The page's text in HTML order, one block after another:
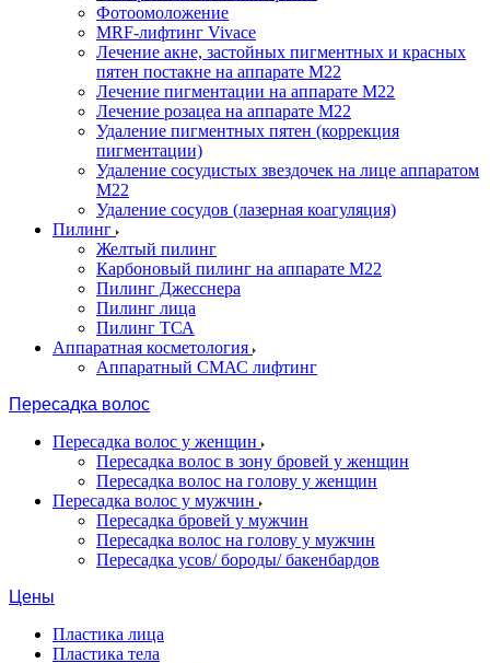
Фотоомоложение
MRF-лифтинг Vivace
Лечение акне, застойных пигментных и красных
пятен постакне на аппарате М22
Лечение пигментации на аппарате М22
Лечение розацеа на аппарате M22
Удаление пигментных пятен (коррекция
пигментации)
Удаление сосудистых звездочек на лице аппаратом
М22
Удаление сосудов (лазерная коагуляция)
Пилинг
Желтый пилинг
Карбоновый пилинг на аппарате M22
Пилинг Джесснера
Пилинг лица
Пилинг ТСА
Аппаратная косметология
Аппаратный СМАС лифтинг
Пересадка волос
Пересадка волос у женщин
Пересадка волос в зону бровей у женщин
Пересадка волос на голову у женщин
Пересадка волос у мужчин
Пересадка бровей у мужчин
Пересадка волос на голову у мужчин
Пересадка усов/ бороды/ бакенбардов
Цены
Пластика лица
Пластика тела